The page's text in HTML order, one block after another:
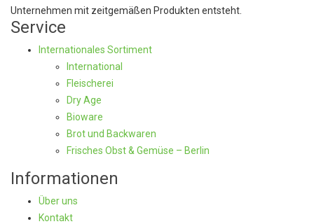
Unternehmen mit zeitgemäßen Produkten entsteht.
Service
Internationales Sortiment
International
Fleischerei
Dry Age
Bioware
Brot und Backwaren
Frisches Obst & Gemüse – Berlin
Informationen
Über uns
Kontakt